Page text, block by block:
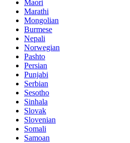
Maori
Marathi
Mongolian
Burmese
Nepali
Norwegian
Pashto
Persian
Punjabi
Serbian
Sesotho
Sinhala
Slovak
Slovenian
Somali
Samoan